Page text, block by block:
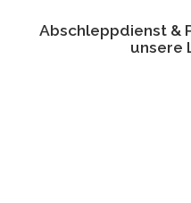
Abschleppdienst &
unsere